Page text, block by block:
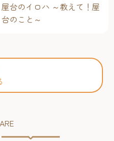
屋台のイロハ ～教えて！屋
台のこと～